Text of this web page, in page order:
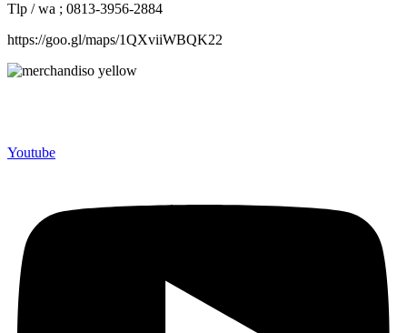
Tlp / wa ; 0813-3956-2884
https://goo.gl/maps/1QXviiWBQK22
Youtube